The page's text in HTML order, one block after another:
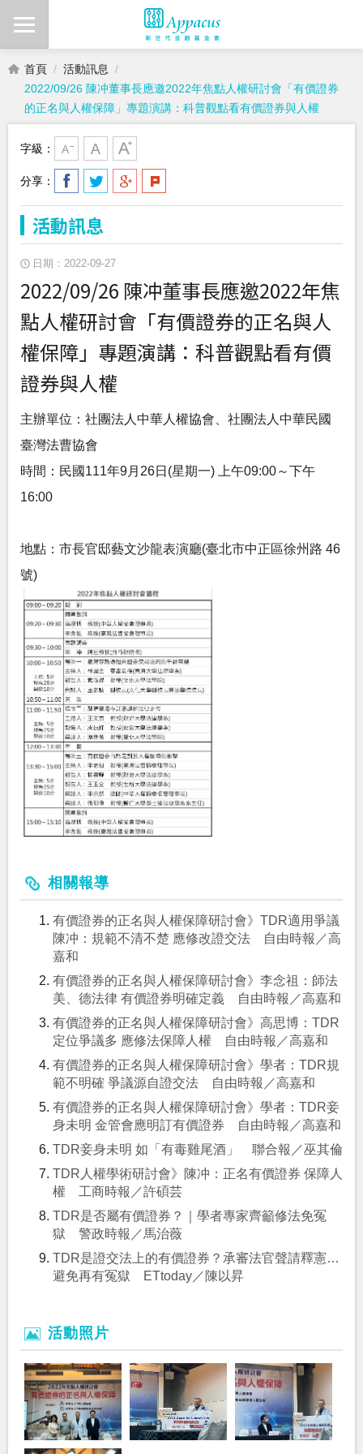
首頁
活動訊息
2022/09/26 陳冲董事長應邀2022年焦點人權研討會「有價證券
的正名與人權保障」專題演講：科普觀點看有價證券與人權
字級：
分享：
活動訊息
日期：2022-09-27
2022/09/26 陳冲董事長應邀2022年焦
點人權研討會「有價證券的正名與人
權保障」專題演講：科普觀點看有價
證券與人權
主辦單位：社團法人中華人權協會、社團法人中華民國
臺灣法曹協會
時間：民國111年9月26日(星期一) 上午09:00～下午
16:00
地點：市長官邸藝文沙龍表演廳(臺北市中正區徐州路 46
號)
相關報導
有價證券的正名與人權保障研討會》TDR適用爭議
陳冲：規範不清不楚 應修改證交法 自由時報／高
嘉和
有價證券的正名與人權保障研討會》李念祖：師法
美、德法律 有價證券明確定義 自由時報／高嘉和
有價證券的正名與人權保障研討會》高思博：TDR
定位爭議多 應修法保障人權 自由時報／高嘉和
有價證券的正名與人權保障研討會》學者：TDR規
範不明確 爭議源自證交法 自由時報／高嘉和
有價證券的正名與人權保障研討會》學者：TDR妾
身未明 金管會應明訂有價證券 自由時報／高嘉和
TDR妾身未明 如「有毒雞尾酒」 聯合報／巫其倫
TDR人權學術研討會》陳冲：正名有價證券 保障人
權 工商時報／許碩芸
TDR是否屬有價證券？｜學者專家齊籲修法免冤
獄 警政時報／馬治薇
TDR是證交法上的有價證券？承審法官聲請釋憲…
避免再有冤獄 ETtoday／陳以昇
活動照片